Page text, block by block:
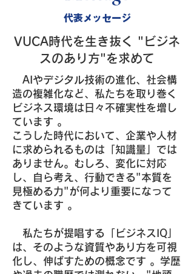
代表メッセージ
VUCA時代を生き抜く "ビジネ
スのあり方"を求めて
AIやデジタル技術の進化、社会構
造の複雑化など、私たちを取り巻く
ビジネス環境は日々不確実性を増し
ています 。
こうした時代において、企業や人材
に求められるものは「知識量」では
ありません。むしろ、変化に対応
し、自ら考え、行動できる"本質を
見極める力"が何より重要になって
きています 。
私たちが提唱する「ビジネスIQ」
は、そのような資質やあり方を可視
化し、伸ばすための概念です 。学歴